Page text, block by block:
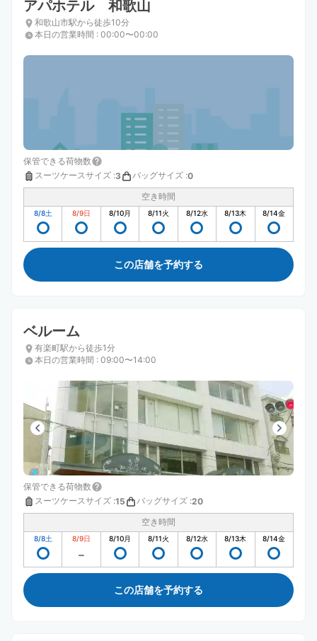
アパホテル 和歌山
和歌山市駅から徒歩10分
本日の営業時間 : 00:00〜00:00
保管できる荷物数
スーツケースサイズ :3 バッグサイズ :0
空き時間
8/8土 8/9日 8/10月 8/11火 8/12水 8/13木 8/14金
この店舗を予約する
ベルーム
有楽町駅から徒歩1分
本日の営業時間 : 09:00〜14:00
保管できる荷物数
スーツケースサイズ :15 バッグサイズ :20
空き時間
8/8土 8/9日 8/10月 8/11火 8/12水 8/13木 8/14金
この店舗を予約する